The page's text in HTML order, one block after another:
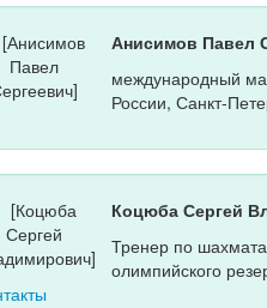
Анисимов Павел
международный
России, Санкт-
Коцюба Сергей
Тренер по
олимпийского